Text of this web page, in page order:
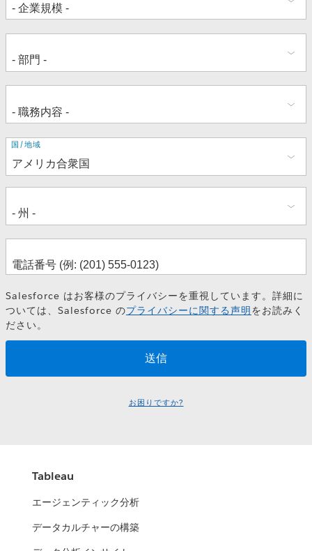
住
所
国/地域
Salesforce はお客様のプライバシーを重視しています。詳細に
ついては、Salesforce のプライバシーに関する声明をお読みく
ださい。
お困りですか?
Tableau
エージェンティック分析
データカルチャーの構築